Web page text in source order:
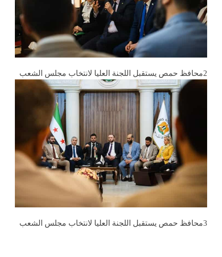
2محافظ حمص يستقبل اللجنة العليا لانتخاب مجلس الشعب
3محافظ حمص يستقبل اللجنة العليا لانتخاب مجلس الشعب